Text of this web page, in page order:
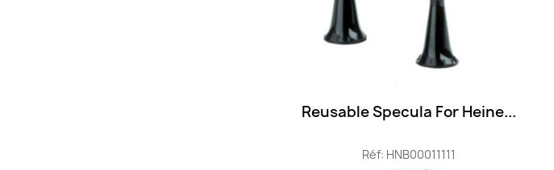
Reusable Specula For Heine...
Réf: HNB00011111